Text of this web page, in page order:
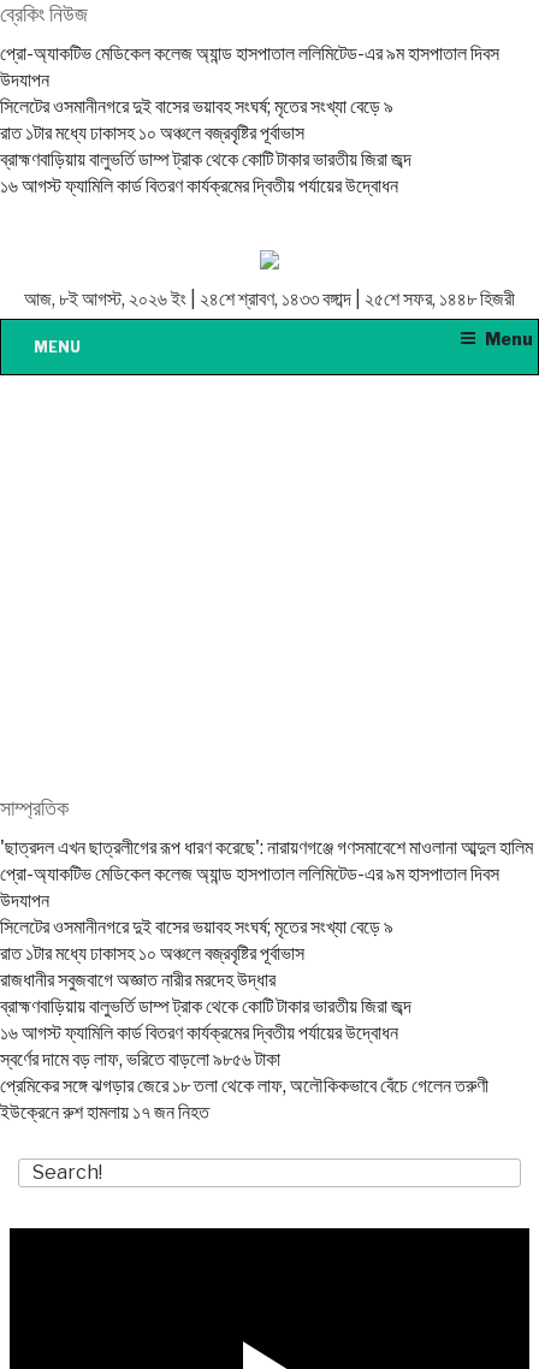
ব্রেকিং নিউজ
প্রো-অ্যাকটিভ মেডিকেল কলেজ অ্যান্ড হাসপাতাল ললিমিটেড-এর ৯ম হাসপাতাল দিবস
উদযাপন
সিলেটের ওসমানীনগরে দুই বাসের ভয়াবহ সংঘর্ষ; মৃতের সংখ্যা বেড়ে ৯
রাত ১টার মধ্যে ঢাকাসহ ১০ অঞ্চলে বজ্রবৃষ্টির পূর্বাভাস
ব্রাহ্মণবাড়িয়ায় বালুভর্তি ডাম্প ট্রাক থেকে কোটি টাকার ভারতীয় জিরা জব্দ
১৬ আগস্ট ফ্যামিলি কার্ড বিতরণ কার্যক্রমের দ্বিতীয় পর্যায়ের উদ্বোধন
আজ, ৮ই আগস্ট, ২০২৬ ইং | ২৪শে শ্রাবণ, ১৪৩৩ বঙ্গাব্দ | ২৫শে সফর, ১৪৪৮ হিজরী
Menu
MENU
সাম্প্রতিক
'ছাত্রদল এখন ছাত্রলীগের রূপ ধারণ করেছে': নারায়ণগঞ্জে গণসমাবেশে মাওলানা আব্দুল হালিম
প্রো-অ্যাকটিভ মেডিকেল কলেজ অ্যান্ড হাসপাতাল ললিমিটেড-এর ৯ম হাসপাতাল দিবস
উদযাপন
সিলেটের ওসমানীনগরে দুই বাসের ভয়াবহ সংঘর্ষ; মৃতের সংখ্যা বেড়ে ৯
রাত ১টার মধ্যে ঢাকাসহ ১০ অঞ্চলে বজ্রবৃষ্টির পূর্বাভাস
রাজধানীর সবুজবাগে অজ্ঞাত নারীর মরদেহ উদ্ধার
ব্রাহ্মণবাড়িয়ায় বালুভর্তি ডাম্প ট্রাক থেকে কোটি টাকার ভারতীয় জিরা জব্দ
১৬ আগস্ট ফ্যামিলি কার্ড বিতরণ কার্যক্রমের দ্বিতীয় পর্যায়ের উদ্বোধন
স্বর্ণের দামে বড় লাফ, ভরিতে বাড়লো ৯৮৫৬ টাকা
প্রেমিকের সঙ্গে ঝগড়ার জেরে ১৮ তলা থেকে লাফ, অলৌকিকভাবে বেঁচে গেলেন তরুণী
ইউক্রেনে রুশ হামলায় ১৭ জন নিহত